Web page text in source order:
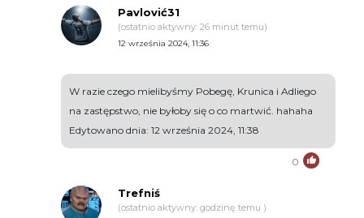
Pavlović31
(ostatnio aktywny: 26 minut temu)
12 września 2024, 11:36
W razie czego mielibyśmy Pobegę, Krunica i Adliego
na zastępstwo, nie byłoby się o co martwić. hahaha
Edytowano dnia: 12 września 2024, 11:38
0
Trefniś
(ostatnio aktywny: godzinę temu )